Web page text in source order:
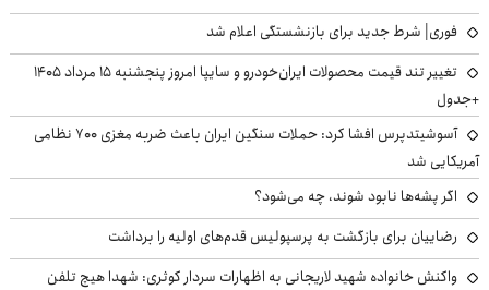
فوری| شرط جدید برای بازنشستگی اعلام شد
تغییر تند قیمت محصولات ایران‌خودرو و سایپا امروز پنجشنبه ۱۵ مرداد ۱۴۰۵
+جدول
آسوشیتدپرس افشا کرد: حملات سنگین ایران باعث ضربه مغزی ۷۰۰ نظامی
آمریکایی شد
اگر پشه‌ها نابود شوند، چه می‌شود؟
رضاییان برای بازگشت به پرسپولیس قدم‌های اولیه را برداشت
واکنش خانواده شهید لاریجانی به اظهارات سردار کوثری: شهدا هیچ تلفن